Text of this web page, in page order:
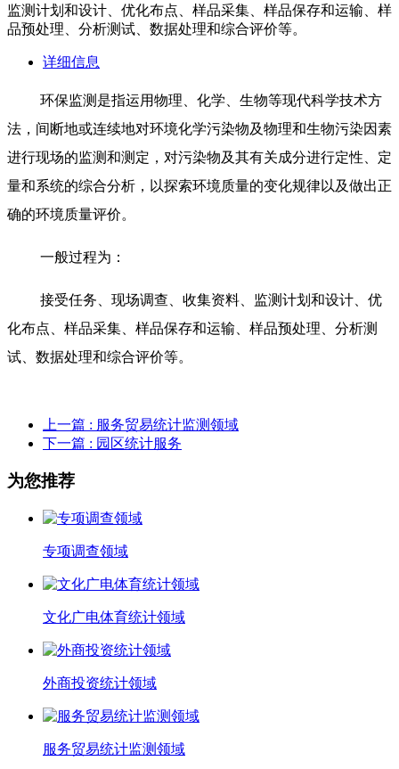
监测计划和设计、优化布点、样品采集、样品保存和运输、样
品预处理、分析测试、数据处理和综合评价等。
详细信息
环保监测是指运用物理、化学、生物等现代科学技术方
法，间断地或连续地对环境化学污染物及物理和生物污染因素
进行现场的监测和测定，对污染物及其有关成分进行定性、定
量和系统的综合分析，以探索环境质量的变化规律以及做出正
确的环境质量评价。
一般过程为：
接受任务、现场调查、收集资料、监测计划和设计、优
化布点、样品采集、样品保存和运输、样品预处理、分析测
试、数据处理和综合评价等。
上一篇 : 服务贸易统计监测领域
下一篇 : 园区统计服务
为您推荐
专项调查领域
文化广电体育统计领域
外商投资统计领域
服务贸易统计监测领域